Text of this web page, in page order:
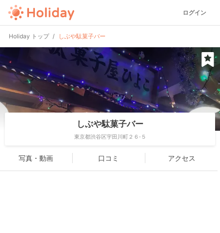
ログイン
Holiday トップ しぶや駄菓子バー
しぶや駄菓子バー
東京都渋谷区宇田川町２６-５
写真・動画 口コミ アクセス